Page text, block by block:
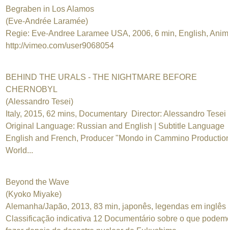
Begraben in Los Alamos
(Eve-Andrée Laramée)
Regie: Eve-Andree Laramee USA, 2006, 6 min, English,
http://vimeo.com/user9068054
BEHIND THE URALS - THE NIGHTMARE BEFORE
CHERNOBYL
(Alessandro Tesei)
Italy, 2015, 62 mins, Documentary Director: Alessandro Tesei
Original Language: Russian and English | Subtitle Language
English and French, Producer "Mondo in Cammino
World...
Beyond the Wave
(Kyoko Miyake)
Alemanha/Japão, 2013, 83 min, japonês, legendas em inglês
Classificação indicativa 12 Documentário sobre o que